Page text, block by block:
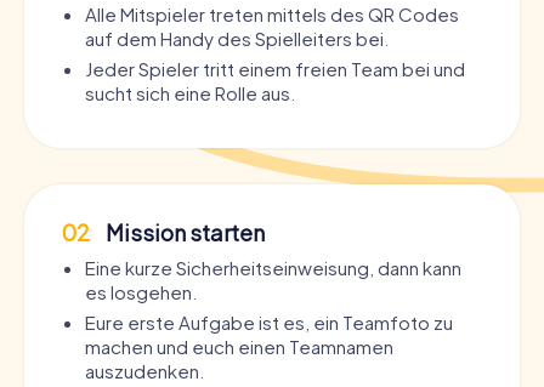
Alle Mitspieler treten mittels des QR Codes
auf dem Handy des Spielleiters bei.
Jeder Spieler tritt einem freien Team bei und
sucht sich eine Rolle aus.
02 Mission starten
Eine kurze Sicherheitseinweisung, dann kann
es losgehen.
Eure erste Aufgabe ist es, ein Teamfoto zu
machen und euch einen Teamnamen
auszudenken.